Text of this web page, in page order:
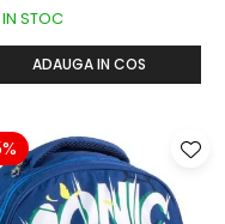
IN STOC
ADAUGA IN COS